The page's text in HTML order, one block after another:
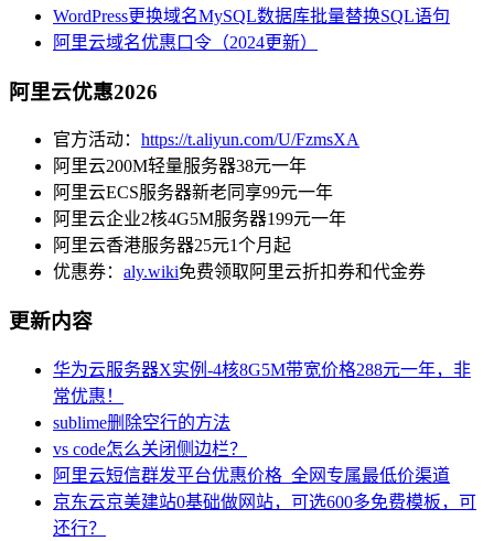
WordPress更换域名MySQL数据库批量替换SQL语句
阿里云域名优惠口令（2024更新）
阿里云优惠2026
官方活动： https://t.aliyun.com/U/FzmsXA
阿里云200M轻量服务器38元一年
阿里云ECS服务器新老同享99元一年
阿里云企业2核4G5M服务器199元一年
阿里云香港服务器25元1个月起
优惠券： aly.wiki免费领取阿里云折扣券和代金券
更新内容
华为云服务器X实例-4核8G5M带宽价格288元一年，非
常优惠！
sublime删除空行的方法
vs code怎么关闭侧边栏？
阿里云短信群发平台优惠价格_全网专属最低价渠道
京东云京美建站0基础做网站，可选600多免费模板，可
还行？